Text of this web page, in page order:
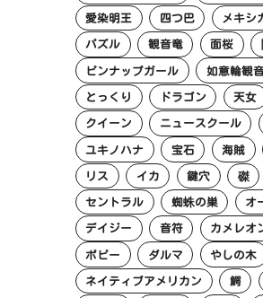
愛染明王
四つ巴 メキシ
パズル
観音竜 面桜
ピンナップガール
如意輪観
とっくり
ドラゴン 天女
クイーン
ニュースクール
ユキノハナ
宝石 海賊
リス
イカ 鍵穴 磔
セントラル
蜘蛛の巣 オ
デイジー
音符 カメレオ
ポピー
ダルマ やしの木
ネイティブアメリカン
鰐